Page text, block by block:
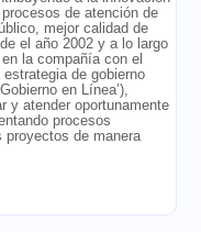
de atención de
mejor calidad de
el año 2002 y a lo largo
la compañía con el
de gobierno
en Línea’),
y atender oportunamente
procesos
proyectos de manera